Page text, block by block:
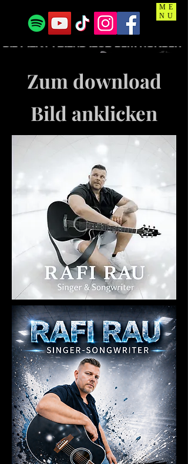
ME
NU
Zum download
Bild anklicken